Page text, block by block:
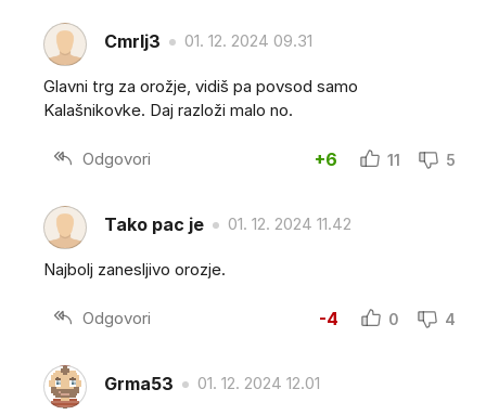
Cmrlj3 01. 12. 2024 09.31
Glavni trg za orožje, vidiš pa povsod samo
Kalašnikovke. Daj razloži malo no.
Odgovori +6 11 5
Tako pac je 01. 12. 2024 11.42
Najbolj zanesljivo orozje.
Odgovori -4 0 4
Grma53 01. 12. 2024 12.01